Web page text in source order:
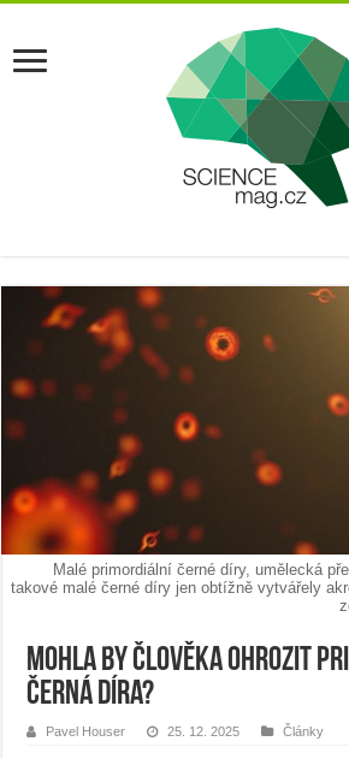
Malé primordiální černé díry, umělecká
takové malé černé díry jen obtížně vytvářely
Mohla by člověka ohrozit
černá díra?
Pavel Houser 25. 12. 2025 Články